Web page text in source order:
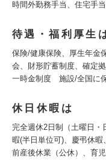
時間外勤務手当、住宅手
待遇・福利厚生
保険/健康保険、厚生年金
会、財形貯蓄制度、確定
一時金制度 施設/全国に
休日休暇は
完全週休2日制（土曜日・
暇(半日単位可)、慶弔休
前産後休業（公休）、育